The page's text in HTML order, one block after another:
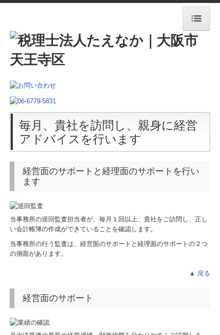
トップページ
代表社員紹介
職員紹介
出版物のご案内
特定個人情報基本方針
業務案内
中堅・大企業向けの会計・税務
毎月、貴社を訪問し、親身に経営
アドバイスを行います
経営面のサポートと経理面のサポートを行い
ます
当事務所の巡回監査担当者が、毎月１回以上、貴社をご訪問し、正し
い会計帳簿の作成ができていることを確認します。
当事務所の行う監査は、経営面のサポートと経理面のサポートの２つ
の側面があります。
▲ 戻る
経営面のサポート